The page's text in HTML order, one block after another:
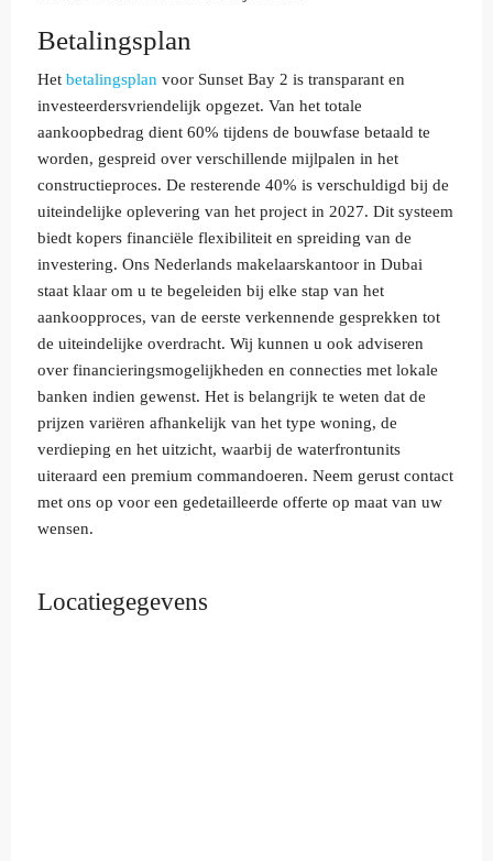
Betalingsplan
Het betalingsplan voor Sunset Bay 2 is transparant en
investeerdersvriendelijk opgezet. Van het totale
aankoopbedrag dient 60% tijdens de bouwfase betaald te
worden, gespreid over verschillende mijlpalen in het
constructieproces. De resterende 40% is verschuldigd bij de
uiteindelijke oplevering van het project in 2027. Dit systeem
biedt kopers financiële flexibiliteit en spreiding van de
investering. Ons Nederlands makelaarskantoor in Dubai
staat klaar om u te begeleiden bij elke stap van het
aankoopproces, van de eerste verkennende gesprekken tot
de uiteindelijke overdracht. Wij kunnen u ook adviseren
over financieringsmogelijkheden en connecties met lokale
banken indien gewenst. Het is belangrijk te weten dat de
prijzen variëren afhankelijk van het type woning, de
verdieping en het uitzicht, waarbij de waterfrontunits
uiteraard een premium commandoeren. Neem gerust contact
met ons op voor een gedetailleerde offerte op maat van uw
wensen.
Locatiegegevens